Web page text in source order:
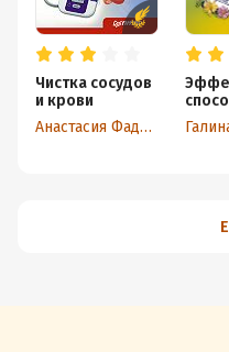
Чистка сосудов
и крови
Анастасия Фадеева